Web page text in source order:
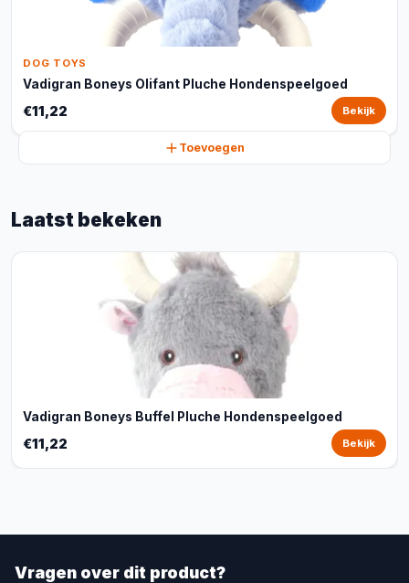
DOG TOYS
Vadigran Boneys Olifant Pluche Hondenspeelgoed
€11,22 Bekijk
Toevoegen
Laatst bekeken
Vadigran Boneys Buffel Pluche Hondenspeelgoed
€11,22 Bekijk
Vragen over dit product?